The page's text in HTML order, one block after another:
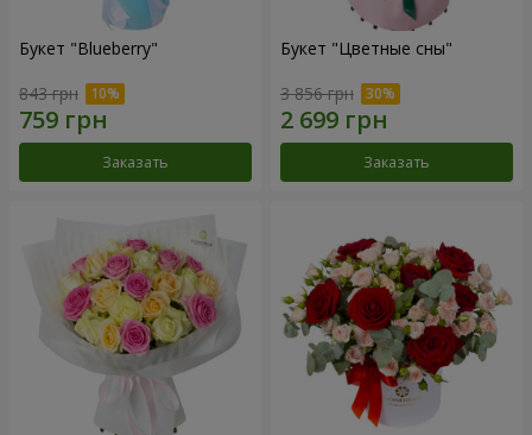
Букет "Blueberry"
843 грн
Заказать
Букет "Цветные сны"
3 856 грн
Заказать